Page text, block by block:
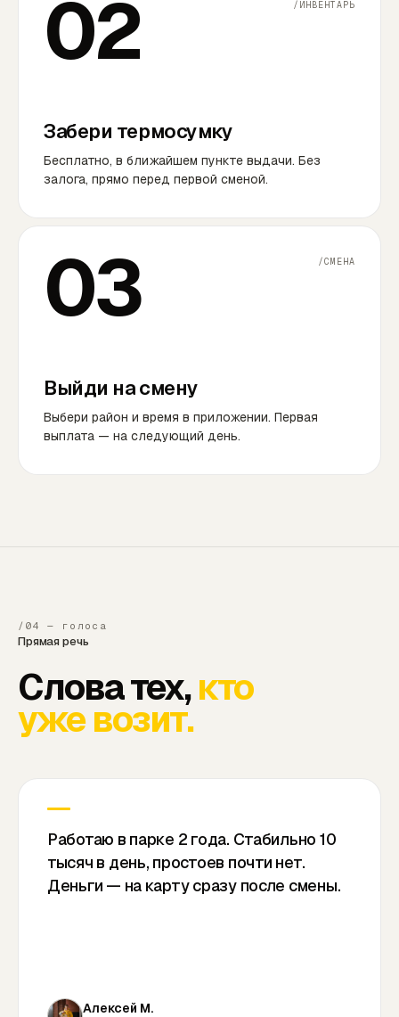
02 /ИНВЕНТАРЬ
Забери термосумку
Бесплатно, в ближайшем пункте выдачи. Без
залога, прямо перед первой сменой.
03 /СМЕНА
Выйди на смену
Выбери район и время в приложении. Первая
выплата — на следующий день.
/04 — голоса
Прямая речь
Слова тех,кто
уже возит.
Работаю в парке 2 года. Стабильно 10
тысяч в день, простоев почти нет.
Деньги — на карту сразу после смены.
Алексей М.